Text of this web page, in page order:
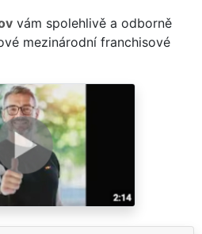
vám spolehlivě a odborně
mezinárodní franchisové